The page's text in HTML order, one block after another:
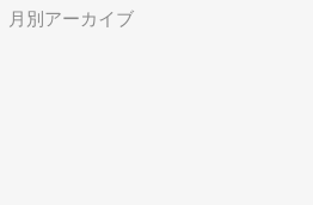
月別アーカイブ